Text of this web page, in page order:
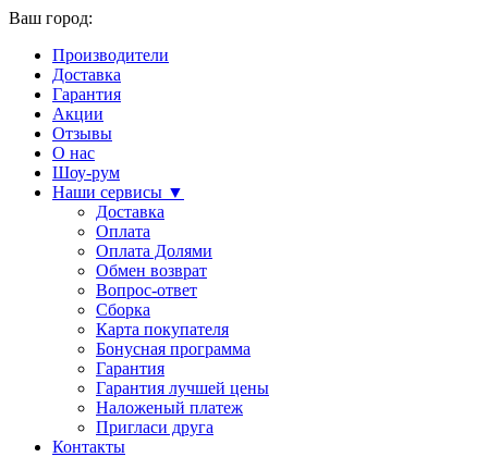
Ваш город:
Производители
Доставка
Гарантия
Акции
Отзывы
О нас
Шоу-рум
Наши сервисы ▼
Доставка
Оплата
Оплата Долями
Обмен возврат
Вопрос-ответ
Сборка
Карта покупателя
Бонусная программа
Гарантия
Гарантия лучшей цены
Наложеный платеж
Пригласи друга
Контакты